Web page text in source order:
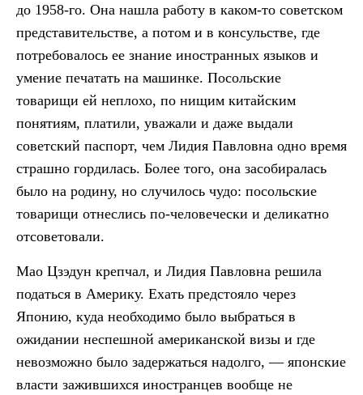
до 1958-го. Она нашла работу в каком-то советском
представительстве, а потом и в консульстве, где
потребовалось ее знание иностранных языков и
умение печатать на машинке. Посольские
товарищи ей неплохо, по нищим китайским
понятиям, платили, уважали и даже выдали
советский паспорт, чем Лидия Павловна одно время
страшно гордилась. Более того, она засобиралась
было на родину, но случилось чудо: посольские
товарищи отнеслись по-человечески и деликатно
отсоветовали.
Мао Цзэдун крепчал, и Лидия Павловна решила
податься в Америку. Ехать предстояло через
Японию, куда необходимо было выбраться в
ожидании неспешной американской визы и где
невозможно было задержаться надолго, — японские
власти зажившихся иностранцев вообще не